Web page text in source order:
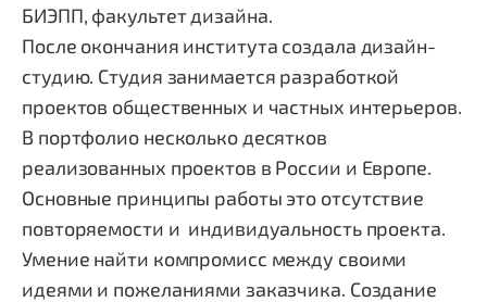
БИЭПП, факультет дизайна.
После окончания института создала дизайн-
студию. Студия занимается разработкой
проектов общественных и частных интерьеров.
В портфолио несколько десятков
реализованных проектов в России и Европе.
Основные принципы работы это отсутствие
повторяемости и индивидуальность проекта.
Умение найти компромисс между своими
идеями и пожеланиями заказчика. Создание